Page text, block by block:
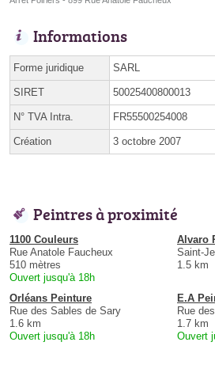
Informations
Forme juridique SARL
SIRET 50025400800013
N° TVA Intra. FR55500254008
Création 3 octobre 2007
Peintres à proximité
1100 Couleurs
Rue Anatole Faucheux
510 mètres
Ouvert jusqu'à 18h
Alvaro
Saint-
1.5 km
Orléans Peinture
Rue des Sables de Sary
1.6 km
Ouvert jusqu'à 18h
E.A
Rue
1.7 km
Ouvert